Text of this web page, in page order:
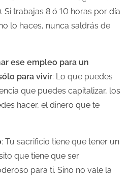
Si trabajas 8 ó 10 horas por día
lo haces, nunca saldrás de
ese empleo para un
para vivir: Lo que puedes
que puedes capitalizar, los
hacer, el dinero que te
: Tu sacrificio tiene que tener un
que tiene que ser
para ti. Sino no vale la